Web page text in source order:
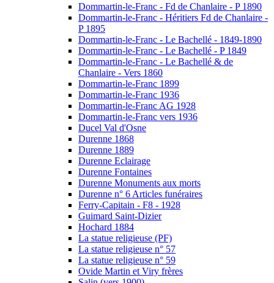
Dommartin-le-Franc - Fd de Chanlaire - P 1890
Dommartin-le-Franc - Héritiers Fd de Chanlaire -
P 1895
Dommartin-le-Franc - Le Bachellé - 1849-1890
Dommartin-le-Franc - Le Bachellé - P 1849
Dommartin-le-Franc - Le Bachellé & de
Chanlaire - Vers 1860
Dommartin-le-Franc 1899
Dommartin-le-Franc 1936
Dommartin-le-Franc AG 1928
Dommartin-le-Franc vers 1936
Ducel Val d'Osne
Durenne 1868
Durenne 1889
Durenne Eclairage
Durenne Fontaines
Durenne Monuments aux morts
Durenne n° 6 Articles funéraires
Ferry-Capitain - F8 - 1928
Guimard Saint-Dizier
Hochard 1884
La statue religieuse (PF)
La statue religieuse n° 57
La statue religieuse n° 59
Ovide Martin et Viry frères